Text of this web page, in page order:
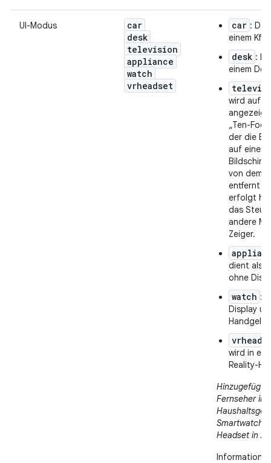
UI-Modus
car
desk
television
appliance
watch
vrheadset
car :
einem
desk :
einem
wird auf
„Ten-
der die
auf einem
von dem
entfernt
erfolgt
das
andere
Zeiger.
dient als
ohne
watch :
Display
wird in
Reality-
Hinzugefügt
Fernseher in
Smartwatch
Headset in